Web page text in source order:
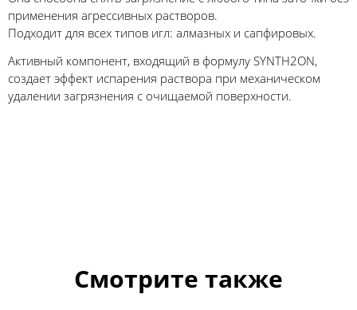
применения агрессивных растворов.
Подходит для всех типов игл: алмазных и сапфировых.
Активный компонент, входящий в формулу SYNTH2ON,
создает эффект испарения раствора при механическом
удалении загрязнения с очищаемой поверхности.
Смотрите также